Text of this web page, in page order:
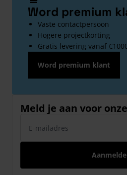
Word premium
Vaste contactpersoon
Hogere projectkorting
Gratis levering vanaf
Word premium klant
Meld je aan voor